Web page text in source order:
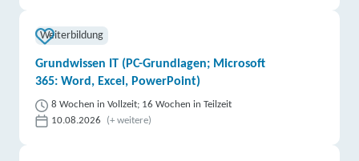
Weiterbildung
Grundwissen IT (PC-Grundlagen; Microsoft
365: Word, Excel, PowerPoint)
8 Wochen in Vollzeit; 16 Wochen in Teilzeit
10.08.2026
(+ weitere)